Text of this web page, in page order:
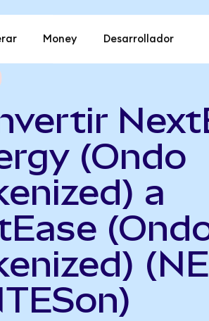
Money Desarrollador
(Ondo
a